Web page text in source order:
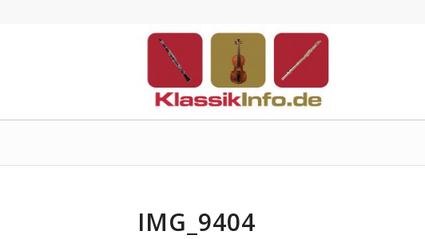
IMG_9404